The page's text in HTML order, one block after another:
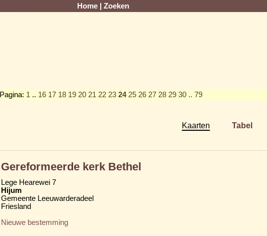
Home Zoeken
Pagina: 1 .. 16 17 18 19 20 21 22 23 24 25 26 27 28 29 30 .. 79
Kaarten Tabel
Gereformeerde kerk Bethel
Lege Hearewei 7
Hijum
Gemeente Leeuwarderadeel
Friesland
Nieuwe bestemming